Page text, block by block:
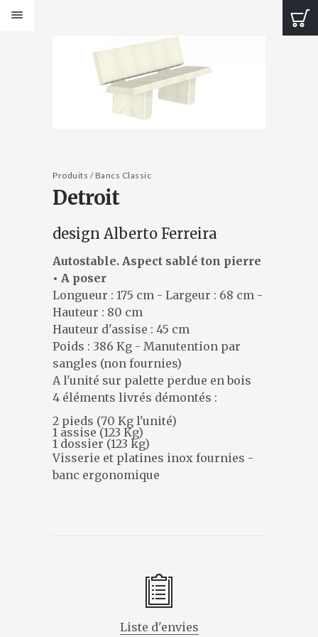
Jardinières Design
Jardinières classiques
Corbeilles Design
Corbeilles classiques
Cendriers et fontaines
Bornes et protections
Éléments de voirie
CATALOGUES
PRÉSENTATION
ACTUALITÉS
RÉFÉRENCES
Produits / Bancs Classic
Detroit
design Alberto Ferreira
Autostable. Aspect sablé ton pierre
• A poser
Longueur : 175 cm - Largeur : 68 cm -
Hauteur : 80 cm
Hauteur d'assise : 45 cm
Poids : 386 Kg - Manutention par
sangles (non fournies)
A l'unité sur palette perdue en bois
4 éléments livrés démontés :
2 pieds (70 Kg l'unité)
1 assise (123 Kg)
1 dossier (123 kg)
Visserie et platines inox fournies -
banc ergonomique
Liste d'envies